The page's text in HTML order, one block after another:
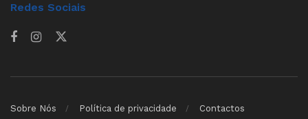
Redes Sociais
Sobre Nós Política de privacidade Contactos